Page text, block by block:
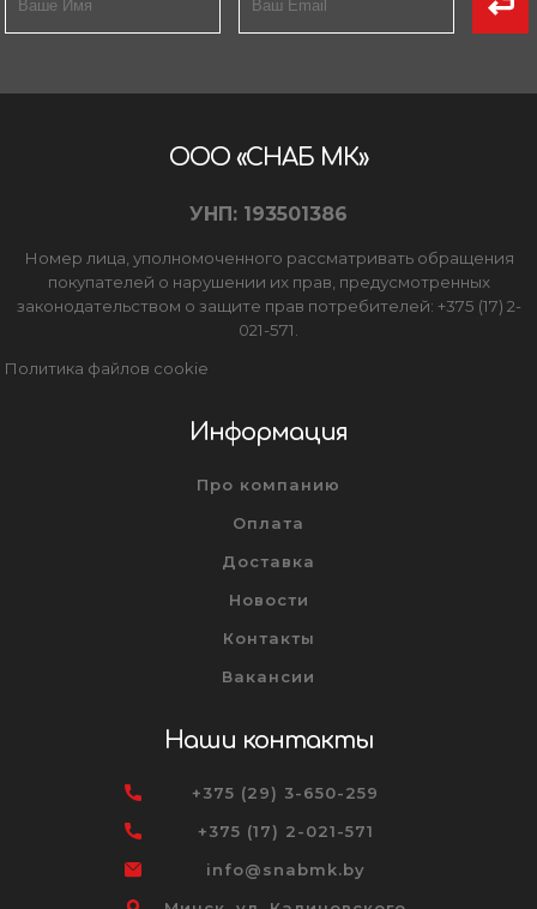
ООО «СНАБ МК»
УНП: 193501386
Номер лица, уполномоченного рассматривать обращения
покупателей о нарушении их прав, предусмотренных
законодательством о защите прав потребителей: +375 (17) 2-
021-571.
Политика файлов cookie
Информация
Про компанию
Оплата
Доставка
Новости
Контакты
Вакансии
Наши контакты
+375 (29) 3-650-259
+375 (17) 2-021-571
info@snabmk.by